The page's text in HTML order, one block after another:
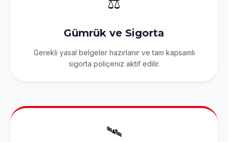
Gümrük ve Sigorta
Gerekli yasal belgeler hazırlanır ve tam kapsamlı
sigorta poliçeniz aktif edilir.
🛰️